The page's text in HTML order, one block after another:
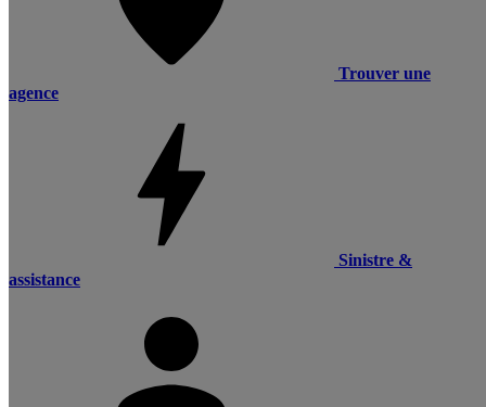
Trouver une
agence
Sinistre &
assistance